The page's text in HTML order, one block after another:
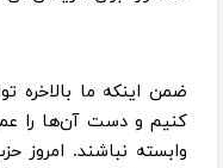
ضمن اینکه ما بالاخره
کنیم و دست آن‌ها را
وابسته نباشند. امروز